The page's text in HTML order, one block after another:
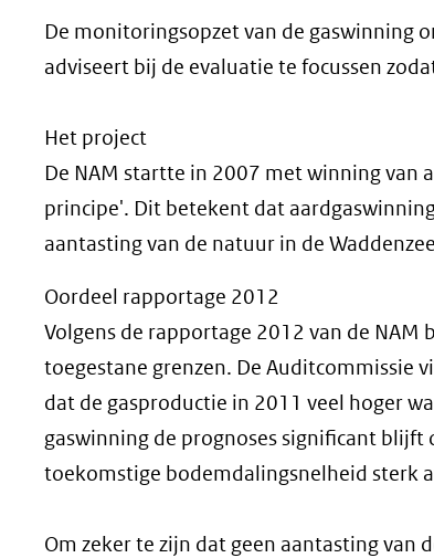
De monitoringsopzet van de gaswinning
adviseert bij de evaluatie te focussen
Het project
De NAM startte in 2007 met winning van
principe'. Dit betekent dat
aantasting van de natuur in de
Oordeel rapportage 2012
Volgens de rapportage 2012 van de
toegestane grenzen. De Auditcommissie
dat de gasproductie in 2011 veel hoger
gaswinning de prognoses significant
toekomstige bodemdalingsnelheid sterk
Om zeker te zijn dat geen aantasting